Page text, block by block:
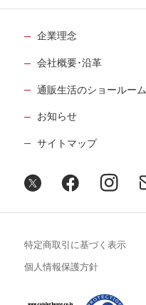
企業理念
会社概要･沿革
通販生活のショールーム
お知らせ
サイトマップ
特定商取引に基づく表示
個人情報保護方針